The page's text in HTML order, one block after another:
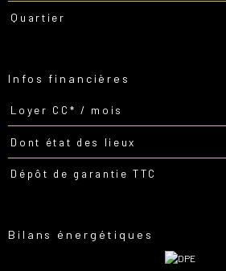
Quartier
Infos financières
Caractéristiques Valeurs
Loyer CC* / mois
Dont état des lieux
Dépôt de garantie TTC
Bilans énergétiques